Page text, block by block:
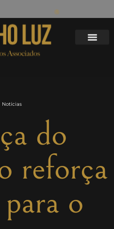
Notícias
do
reforça
o